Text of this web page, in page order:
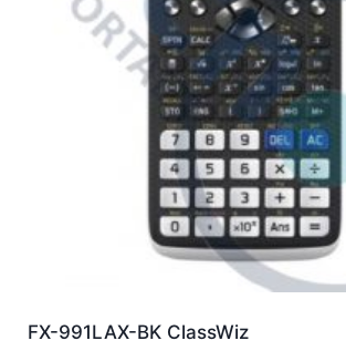
FX-991LAX-BK ClassWiz